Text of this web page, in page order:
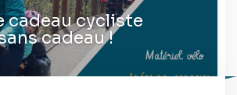
cadeau cycliste
cadeau !